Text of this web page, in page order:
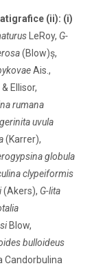
(ii): (i)
LeRoy, G-
(Blow)ş,
Ais.,
Ellisor,
rumana
uvula
(Karrer),
globula
clypeiformis
(Akers), G-lita
Blow,
bulloideus
Candorbulina